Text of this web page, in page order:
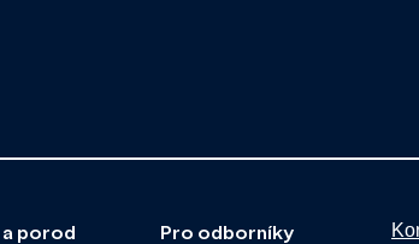
porod Pro odborníky